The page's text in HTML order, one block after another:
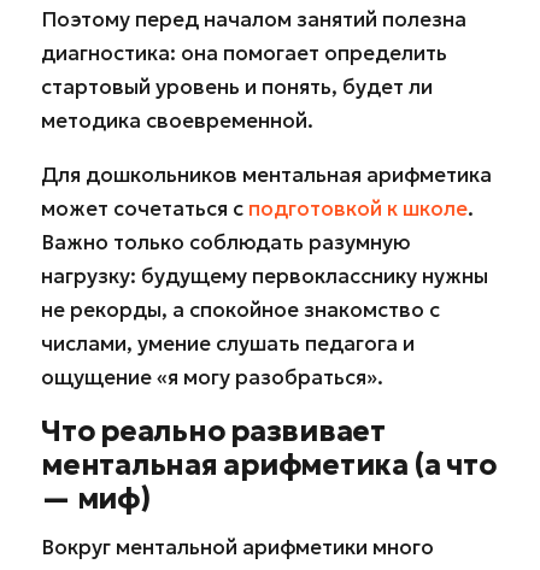
Поэтому перед началом занятий полезна
диагностика: она помогает определить
стартовый уровень и понять, будет ли
методика своевременной.
Для дошкольников ментальная арифметика
может сочетаться с подготовкой к школе.
Важно только соблюдать разумную
нагрузку: будущему первокласснику нужны
не рекорды, а спокойное знакомство с
числами, умение слушать педагога и
ощущение «я могу разобраться».
Что реально развивает
ментальная арифметика (а что
— миф)
Вокруг ментальной арифметики много